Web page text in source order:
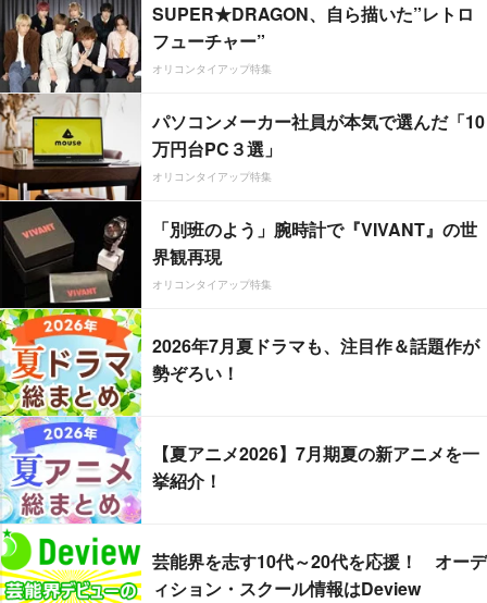
SUPER★DRAGON、自ら描いた”レトロ
フューチャー”
オリコンタイアップ特集
パソコンメーカー社員が本気で選んだ「10
万円台PC３選」
オリコンタイアップ特集
「別班のよう」腕時計で『VIVANT』の世
界観再現
オリコンタイアップ特集
2026年7月夏ドラマも、注目作＆話題作が
勢ぞろい！
【夏アニメ2026】7月期夏の新アニメを一
挙紹介！
芸能界を志す10代～20代を応援！ オーデ
ィション・スクール情報はDeview